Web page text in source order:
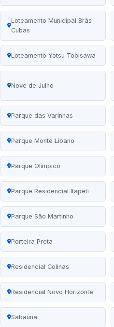
Loteamento Municipal Brás
Cubas
Loteamento Yotsu Tobisawa
Nove de Julho
Parque das Varinhas
Parque Monte Líbano
Parque Olímpico
Parque Residencial Itapeti
Parque São Martinho
Porteira Preta
Residencial Colinas
Residencial Novo Horizonte
Sabaúna